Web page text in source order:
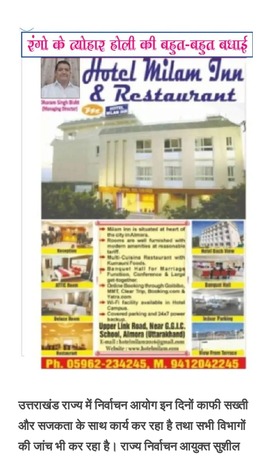
उत्तराखंड राज्य में निर्वाचन आयोग इन दिनों काफी सख्ती
और सजकता के साथ कार्य कर रहा है तथा सभी विभागों
की जांच भी कर रहा है। राज्य निर्वाचन आयुक्त सुशील